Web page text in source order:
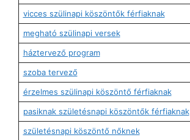
vicces szülinapi köszöntők férfiaknak
megható szülinapi versek
háztervező program
szoba tervező
érzelmes szülinapi köszöntő férfiaknak
pasiknak születésnapi köszöntők férfiaknak
születésnapi köszöntő nőknek